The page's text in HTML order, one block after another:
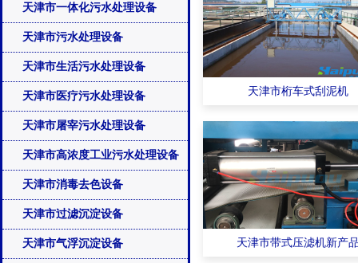
天津市一体化污水处理设备
天津市污水处理设备
天津市生活污水处理设备
天津市医疗污水处理设备
天津市屠宰污水处理设备
天津市高浓度工业污水处理设备
天津市消毒去色设备
天津市过滤沉淀设备
天津市气浮沉淀设备
天津市桁车式刮泥机
天津市带式压滤机新产